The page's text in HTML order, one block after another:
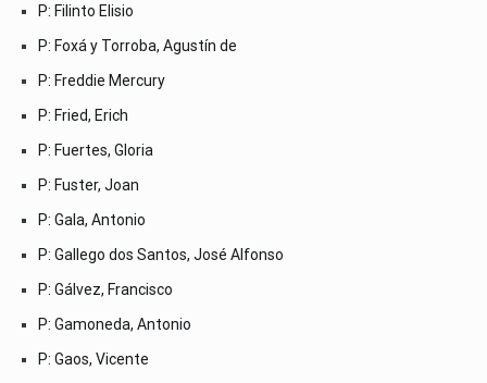
P: Filinto Elisio
P: Foxá y Torroba, Agustín de
P: Freddie Mercury
P: Fried, Erich
P: Fuertes, Gloria
P: Fuster, Joan
P: Gala, Antonio
P: Gallego dos Santos, José Alfonso
P: Gálvez, Francisco
P: Gamoneda, Antonio
P: Gaos, Vicente